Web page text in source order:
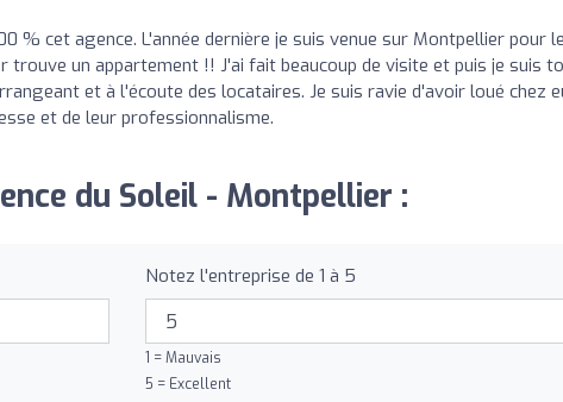
% cet agence. L'année dernière je suis venue sur Montpellier pour le
un appartement !! J'ai fait beaucoup de visite et puis je suis
et à l'écoute des locataires. Je suis ravie d'avoir loué chez
et de leur professionnalisme.
du Soleil - Montpellier :
Notez l'entreprise de 1 à 5
1 = Mauvais
5 = Excellent